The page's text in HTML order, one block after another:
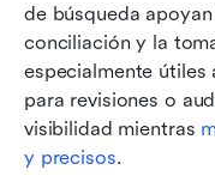
de búsqueda
conciliación y la
especialmente útiles
para revisiones o
visibilidad mientras
y precisos.